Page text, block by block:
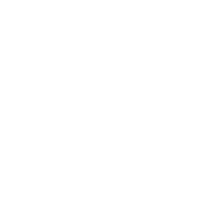
případných hygienických či protiepidemických opatření v